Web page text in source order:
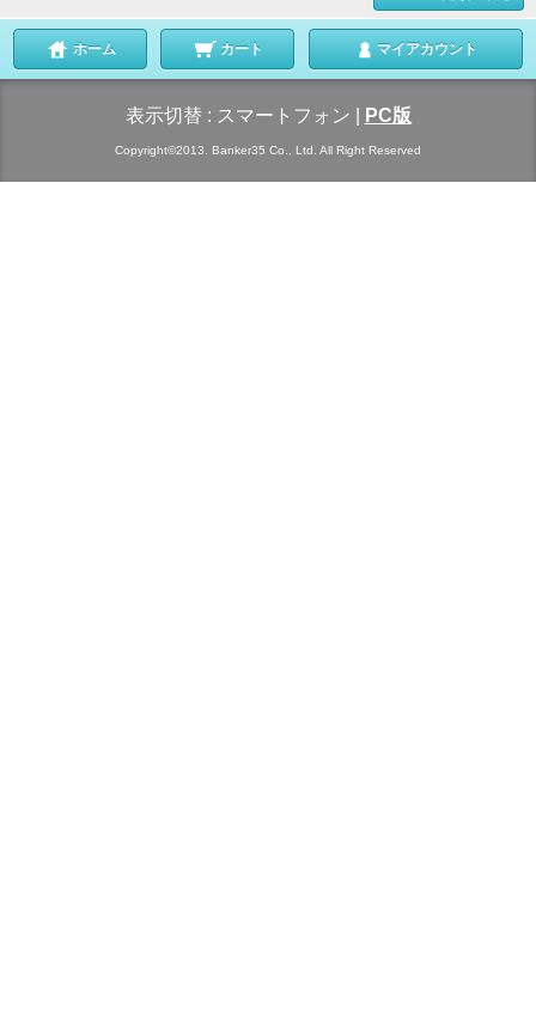
ホーム カート マイアカウント
表示切替 : スマートフォン PC版
Copyright©2013. Banker35 Co., Ltd. All Right Reserved